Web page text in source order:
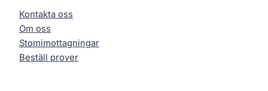
Kontakta oss
Om oss
Stomimottagningar
Beställ prover